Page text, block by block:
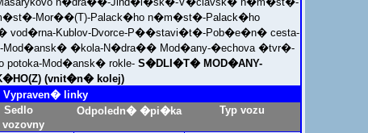
Mor��(T)-Palack�ho n�m�st�-Palack�ho
Kublov-Dvorce-P��stavi�t�-Pob�e�n� cesta-
�kola-N�dra�� Mod�any-�echova �tvr�-
potoka-Mod�ansk� rokle- S�DLI�T� MOD�ANY-
(vnit�n� kolej)
Vypraven� linky
Sedlo Odpoledn� �pi�ka
Typ vozu
vozovny